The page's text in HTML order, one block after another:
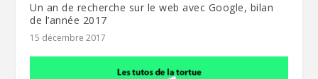
Un an de recherche sur le web avec Google, bilan
de l’année 2017
15 décembre 2017